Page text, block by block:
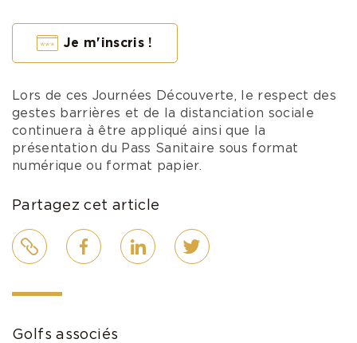
Je m'inscris !
Lors de ces Journées Découverte, le respect des
gestes barrières et de la distanciation sociale
continuera à être appliqué ainsi que la
présentation du Pass Sanitaire sous format
numérique ou format papier.
Partagez cet article
Lien FacebookLinkedIn Twitter
Golfs associés